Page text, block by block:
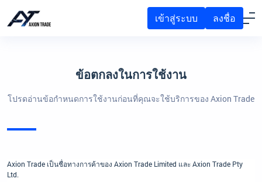
เข้าสู่ระบบ ลงชื่อ
ข้อตกลงในการใช้งาน
โปรดอ่านข้อกำหนดการใช้งานก่อนที่คุณจะใช้บริการของ Axion Trade
Axion Trade เป็นชื่อทางการค้าของ Axion Trade Limited และ Axion Trade Pty
Ltd.